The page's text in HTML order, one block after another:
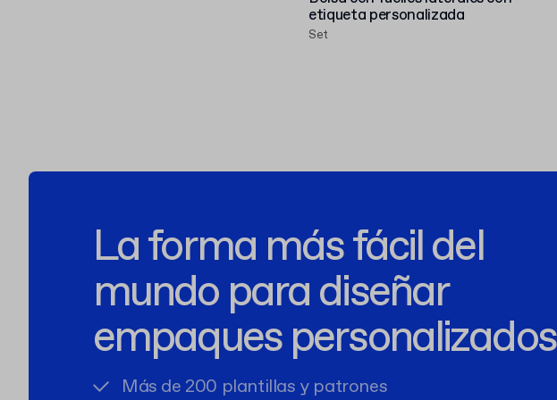
etiqueta personalizada
Set
La forma más fácil del
mundo para diseñar
empaques personalizados
Más de 200 plantillas y patrones